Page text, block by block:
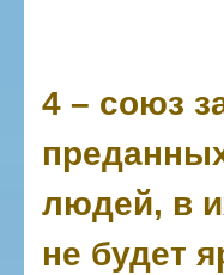
4 – союз
людей, в
не будет